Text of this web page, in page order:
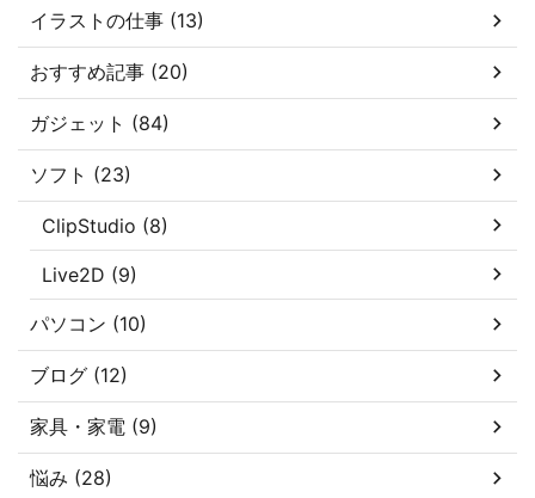
イラストの仕事 (13)
おすすめ記事 (20)
ガジェット (84)
ソフト (23)
ClipStudio (8)
Live2D (9)
パソコン (10)
ブログ (12)
家具・家電 (9)
悩み (28)